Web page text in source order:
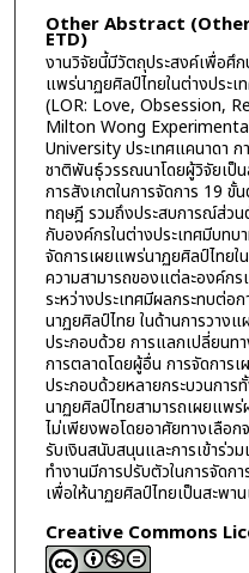
Other Abstract
ETD)
งานวิจัยนี้มีวัตถุประสงค์เพื่อศึ
แพร่นาฏยศิลป์ไทยในต่างประ
(LOR: Love, Obsession,
Milton Wong
University ประเทศแคนาดา ก
ชาติพันธุ์วรรณนาโดยผู้วิจัยเป็
การสังเกตในการจัดการ 19 ขั้
ทฤษฎี รวมถึงประสบการณ์ส่ว
กับองค์กรในต่างประเทศมีบท
จัดการเผยแพร่นาฏยศิลป์ไทยใ
ความสามารถของแต่ละองค์ก
ระหว่างประเทศมีผลกระทบต่อ
นาฏยศิลป์ไทย ในด้านการวาง
ประกอบด้วย การแลกเปลี่ยน
การตลาดโดยผู้อื่น การจัดการ
ประกอบด้วยหลายกระบวนการ
นาฏยศิลป์ไทยสามารถเผยแพ
ไม่เพียงพอโดยอาศัยทางเลือก
รับเงินสนับสนุนและการเข้าร่ว
ทำงานมีการปรับตัวในการจัดก
เพื่อให้นาฏยศิลป์ไทยเป็นสะพ
Creative Commons